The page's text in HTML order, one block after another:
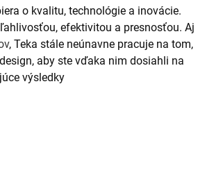
o kvalitu, technológie a inovácie.
efektivitou a presnosťou. Aj
, Teka stále neúnavne pracuje na tom,
aby ste vďaka nim dosiahli na
výsledky